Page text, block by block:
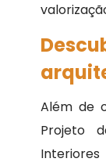
Além de
Projeto